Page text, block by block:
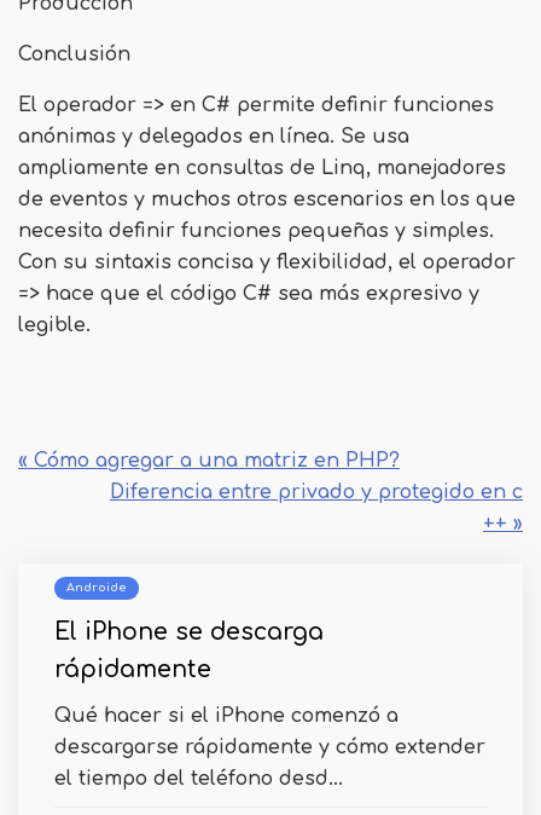
Conclusión
El operador => en C# permite definir funciones
anónimas y delegados en línea. Se usa
ampliamente en consultas de Linq, manejadores
de eventos y muchos otros escenarios en los que
necesita definir funciones pequeñas y simples.
Con su sintaxis concisa y flexibilidad, el operador
=> hace que el código C# sea más expresivo y
legible.
« Cómo agregar a una matriz en PHP?
Diferencia entre privado y protegido en c
++ »
Androide
El iPhone se descarga
rápidamente
Qué hacer si el iPhone comenzó a
descargarse rápidamente y cómo extender
el tiempo del teléfono desd...